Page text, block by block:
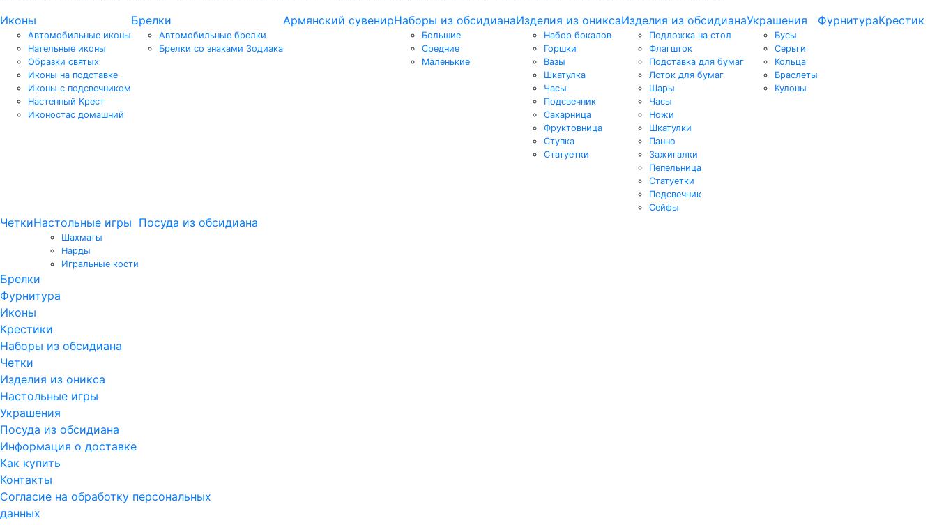
Иконы
Автомобильные иконы
Нательные иконы
Образки святых
Иконы на подставке
Иконы с подсвечником
Настенный Крест
Иконостас домашний
Брелки
Автомобильные брелки
Брелки со знаками Зодиака
Армянский сувенирНаборы из обсидиана
Большие
Средние
Маленькие
Изделия из оникса
Набор бокалов
Горшки
Вазы
Шкатулка
Часы
Подсвечник
Сахарница
Фруктовница
Ступка
Статуетки
Изделия из обсидиана
Подложка на стол
Флагшток
Подставка для бумаг
Лоток для бумаг
Шары
Часы
Ножи
Шкатулки
Панно
Зажигалки
Пепельница
Статуетки
Подсвечник
Сейфы
Украшения
Бусы
Серьги
Кольца
Браслеты
Кулоны
ФурнитураКрестик
ЧеткиНастольные игры
Шахматы
Нарды
Игральные кости
Посуда из обсидиана
Брелки
Фурнитура
Иконы
Крестики
Наборы из обсидиана
Четки
Изделия из оникса
Настольные игры
Украшения
Посуда из обсидиана
Информация о доставке
Как купить
Контакты
Согласие на обработку персональных
данных